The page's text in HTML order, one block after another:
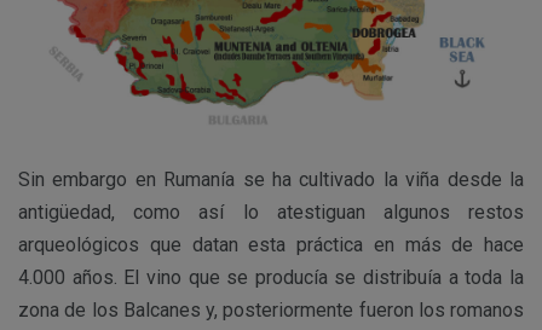
Sin embargo en Rumanía se ha cultivado la viña desde la
antigüedad, como así lo atestiguan algunos restos
arqueológicos que datan esta práctica en más de hace
4.000 años. El vino que se producía se distribuía a toda la
zona de los Balcanes y, posteriormente fueron los romanos